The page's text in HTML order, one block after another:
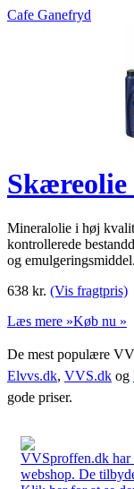
Cafe Ganefryd
Mineralolie i høj
kontrollerede
og emulgeringsmiddel.
638 kr. (Vis fragtpris)
Læs mere »Køb nu »
De mest populære
Elvvs.dk, VVS.dk og
gode priser.
VVSproffen.dk har
webshop. De